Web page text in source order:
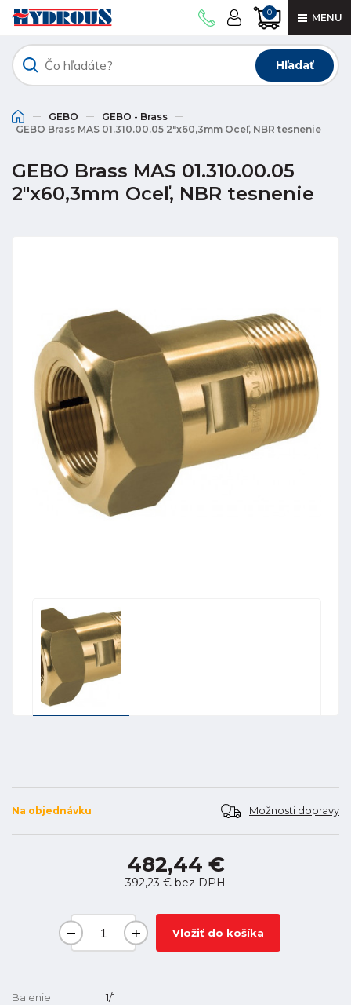
0 MENU
Hľadať
GEBO
GEBO - Brass
GEBO Brass MAS 01.310.00.05 2"x60,3mm Oceľ, NBR tesnenie
GEBO Brass MAS 01.310.00.05
2"x60,3mm Oceľ, NBR tesnenie
Na objednávku Možnosti dopravy
482,44 €
392,23 € bez DPH
Vložiť do košíka
Balenie 1/1